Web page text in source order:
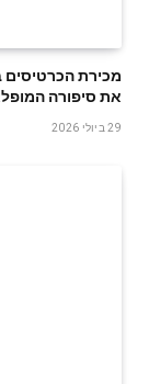
‬את‭ ‬סיפורה‭ ‬המופלא‭ ‬של‭ ‬משפחת‭ ‬בנאי
29 ביולי 2026